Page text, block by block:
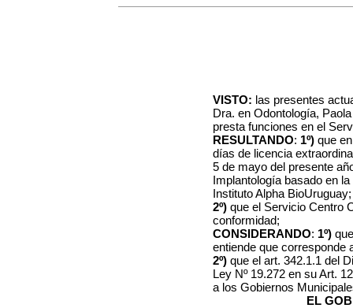
VISTO: las presentes
Dra. en Odontología,
presta funciones en el
RESULTANDO: 1º) que
días de licencia
5 de mayo del presente
Implantología basado en
Instituto Alpha BioUruguay;
2º) que el Servicio Centro
conformidad;
CONSIDERANDO: 1º)
entiende que corresponde
2º) que el art. 342.1.1 del
Ley Nº 19.272 en su Art.
a los Gobiernos
EL